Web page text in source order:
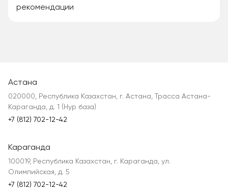
рекомендации
Астана
020000, Республика Казахстан, г. Астана, Трасса Астана-
Караганда, д. 1 (Нур база)
+7 (812) 702-12-42
Караганда
100019, Республика Казахстан, г. Караганда, ул.
Олимпийская, д. 5
+7 (812) 702-12-42